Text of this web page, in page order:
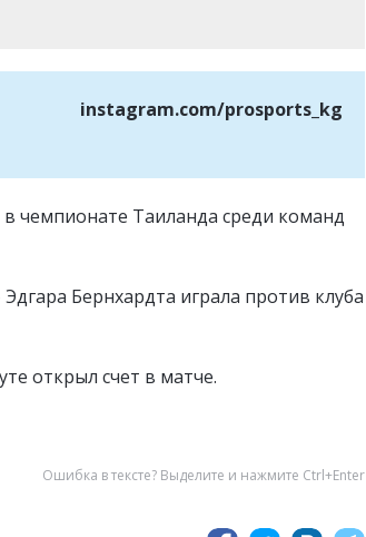
instagram.com/prosports_kg
чемпионате Таиланда среди команд
Бернхардта играла против клуба
открыл счет в матче.
Ошибка в тексте? Выделите и нажмите Ctrl+Enter